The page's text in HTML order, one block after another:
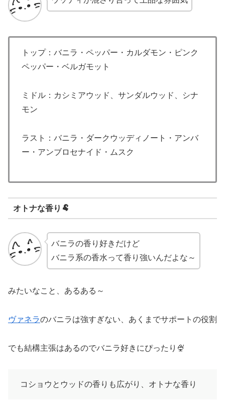
トップ：バニラ・ペッパー・カルダモン・ピンク
ペッパー・ベルガモット
ミドル：カシミアウッド、サンダルウッド、シナ
モン
ラスト：バニラ・ダークウッディノート・アンバ
ー・アンブロセナイド・ムスク
オトナな香り🐏
バニラの香り好きだけど
バニラ系の香水って香り強いんだよな～
みたいなこと、あるある～
ヴァネラのバニラは強すぎない、あくまでサポートの役割
でも結構主張はあるのでバニラ好きにぴったり🍨
コショウとウッドの香りも広がり、オトナな香り